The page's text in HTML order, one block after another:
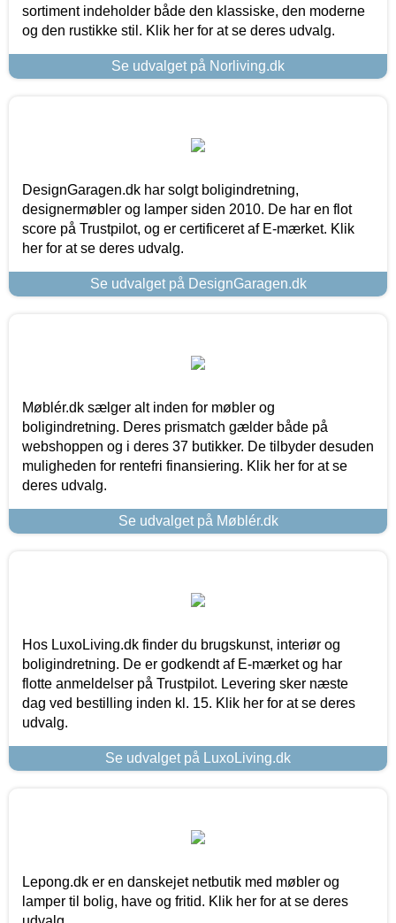
sortiment indeholder både den klassiske, den moderne
og den rustikke stil. Klik her for at se deres udvalg.
Se udvalget på Norliving.dk
DesignGaragen.dk har solgt boligindretning,
designermøbler og lamper siden 2010. De har en flot
score på Trustpilot, og er certificeret af E-mærket. Klik
her for at se deres udvalg.
Se udvalget på DesignGaragen.dk
Møblér.dk sælger alt inden for møbler og
boligindretning. Deres prismatch gælder både på
webshoppen og i deres 37 butikker. De tilbyder desuden
muligheden for rentefri finansiering. Klik her for at se
deres udvalg.
Se udvalget på Møblér.dk
Hos LuxoLiving.dk finder du brugskunst, interiør og
boligindretning. De er godkendt af E-mærket og har
flotte anmeldelser på Trustpilot. Levering sker næste
dag ved bestilling inden kl. 15. Klik her for at se deres
udvalg.
Se udvalget på LuxoLiving.dk
Lepong.dk er en danskejet netbutik med møbler og
lamper til bolig, have og fritid. Klik her for at se deres